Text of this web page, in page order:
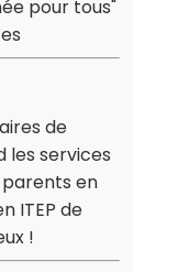
pour tous"
de
les services
parents en
ITEP de
!